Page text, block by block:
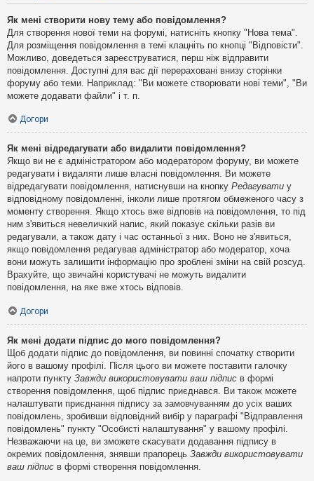
Як мені створити нову тему або повідомлення?
Для створення нової теми на форумі, натисніть кнопку "Нова тема".
Для розміщення повідомлення в темі клацніть по кнопці "Відповісти".
Можливо, доведеться зареєструватися, перш ніж відправити
повідомлення. Доступні для вас дії перераховані внизу сторінки
форуму або теми. Наприклад: "Ви можете створювати нові теми", "Ви
можете додавати файли" і т. п.
Догори
Як мені відредагувати або видалити повідомлення?
Якщо ви не є адміністратором або модератором форуму, ви можете
редагувати і видаляти лише власні повідомлення. Ви можете
відредагувати повідомлення, натиснувши на кнопку Редагувати у
відповідному повідомленні, інколи лише протягом обмеженого часу з
моменту створення. Якщо хтось вже відповів на повідомлення, то під
ним з'явиться невеличкий напис, який показує скільки разів ви
редагували, а також дату і час останньої з них. Воно не з'явиться,
якщо повідомлення редагував адміністратор або модератор, хоча
вони можуть залишити інформацію про зроблені зміни на свій розсуд.
Врахуйте, що звичайні користувачі не можуть видалити
повідомлення, на яке вже хтось відповів.
Догори
Як мені додати підпис до мого повідомлення?
Щоб додати підпис до повідомлення, ви повинні спочатку створити
його в вашому профілі. Після цього ви можете поставити галочку
напроти пункту Завжди використовувати ваш підпис в формі
створення повідомлення, щоб підпис приєднався. Ви також можете
налаштувати приєднання підпису за замовчуванням до усіх ваших
повідомлень, зробивши відповідний вибір у параграфі "Відправлення
повідомлень" пункту "Особисті налаштування" у вашому профілі.
Незважаючи на це, ви зможете скасувати додавання підпису в
окремих повідомлення, знявши прапорець Завжди використовувати
ваш підпис в формі створення повідомлення.